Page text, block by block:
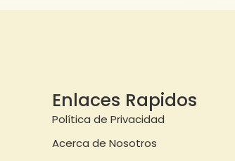
Enlaces Rapidos
Política de Privacidad
Acerca de Nosotros